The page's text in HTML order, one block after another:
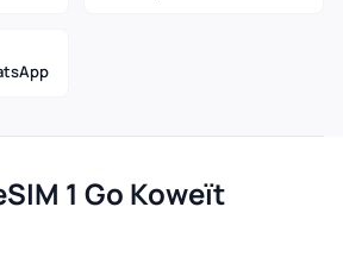
1 Go Koweït